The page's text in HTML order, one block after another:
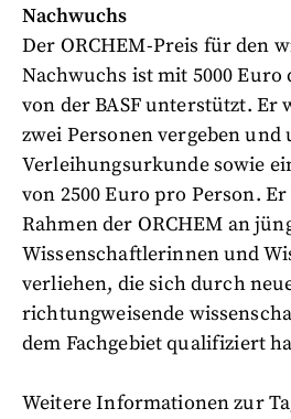
Nachwuchs
Der ORCHEM-Preis für den
Nachwuchs ist mit 5000
von der BASF unterstützt. Er
zwei Personen vergeben und
Verleihungsurkunde sowie
von 2500 Euro pro Person.
Rahmen der ORCHEM an
Wissenschaftlerinnen und
verliehen, die sich durch
richtungweisende
dem Fachgebiet qualifiziert
Weitere Informationen zur